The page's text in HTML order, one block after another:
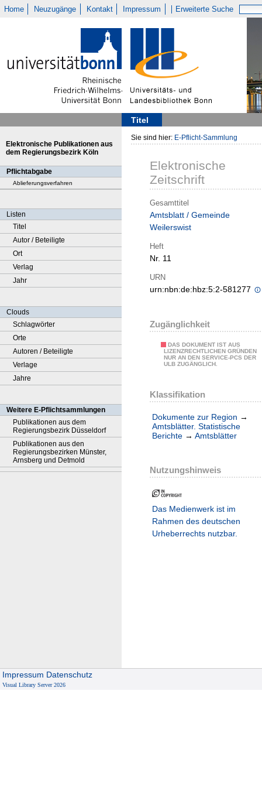
Home Neuzugänge Kontakt Impressum Erweiterte Suche
Titel
Elektronische Publikationen aus
dem Regierungsbezirk Köln
Pflichtabgabe
Ablieferungsverfahren
Listen
Titel
Autor / Beteiligte
Ort
Verlag
Jahr
Clouds
Schlagwörter
Orte
Autoren / Beteiligte
Verlage
Jahre
Weitere E-Pflichtsammlungen
Publikationen aus dem
Regierungsbezirk Düsseldorf
Publikationen aus den
Regierungsbezirken Münster,
Arnsberg und Detmold
Sie sind hier: E-Pflicht-Sammlung
Elektronische
Zeitschrift
Gesamttitel
Amtsblatt / Gemeinde
Weilerswist
Heft
Nr. 11
URN
urn:nbn:de:hbz:5:2-581277
Zugänglichkeit
DAS DOKUMENT IST AUS
LIZENZRECHTLICHEN GRÜNDEN
NUR AN DEN SERVICE-PCS DER
ULB ZUGÄNGLICH.
Klassifikation
Dokumente zur Region →
Amtsblätter. Statistische
Berichte → Amtsblätter
Nutzungshinweis
Das Medienwerk ist im
Rahmen des deutschen
Urheberrechts nutzbar.
Impressum Datenschutz
Visual Library Server 2026